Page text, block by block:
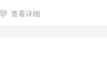
查看详细